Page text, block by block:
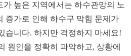
높은 지역에서는 하수관망의 노
증가로 인해 하수구 막힘 문제가
습니다. 하지만 걱정하지 마세요!
원인을 정확히 파악하고, 상황에